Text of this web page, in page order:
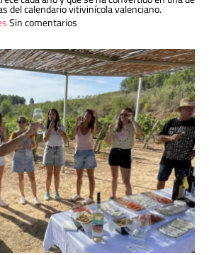
del calendario vitivinícola valenciano.
Sin comentarios